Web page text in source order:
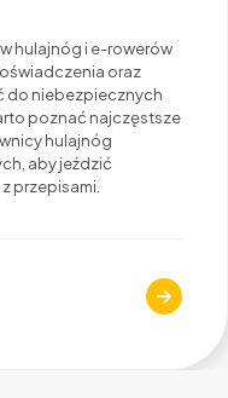
hulajnóg i e-rowerów
oraz
do niebezpiecznych
poznać najczęstsze
hulajnóg
aby jeździć
przepisami.